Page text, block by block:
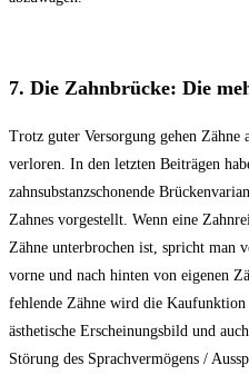
7. Die Zahnbrücke: Die
Trotz guter Versorgung gehen Zähne
verloren. In den letzten Beiträgen
zahnsubstanzschonende
Zahnes vorgestellt. Wenn eine
Zähne unterbrochen ist, spricht man
vorne und nach hinten von eigenen
fehlende Zähne wird die Kaufunktion
ästhetische Erscheinungsbild und
Störung des Sprachvermögens /